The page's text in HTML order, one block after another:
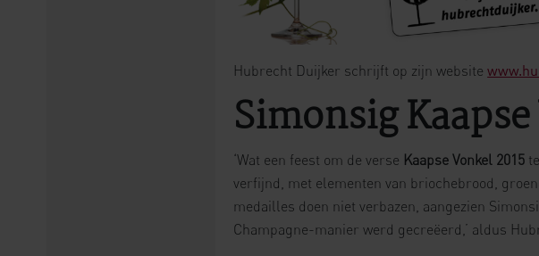
Hubrecht Duijker schrijft op zijn website
Simonsig
‘Wat een feest om de verse Kaapse Vonkel 2015
verfijnd, met elementen van briochebrood,
medailles doen niet verbazen, aangezien
Champagne-manier werd gecreëerd,’ aldus